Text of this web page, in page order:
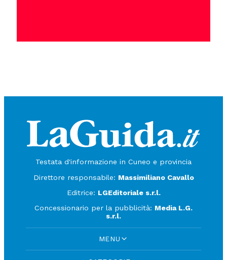
Testata d'informazione in Cuneo e provincia
Direttore responsabile: Massimiliano Cavallo
Editrice: LGEditoriale s.r.l.
Concessionario per la pubblicità: Media L.G.
s.r.l.
MENU